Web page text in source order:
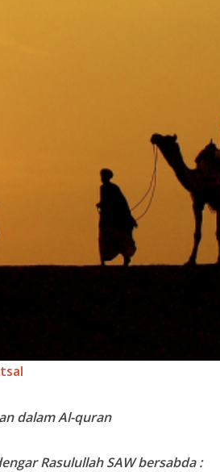
dalam Al-quran
Rasulullah SAW bersabda :